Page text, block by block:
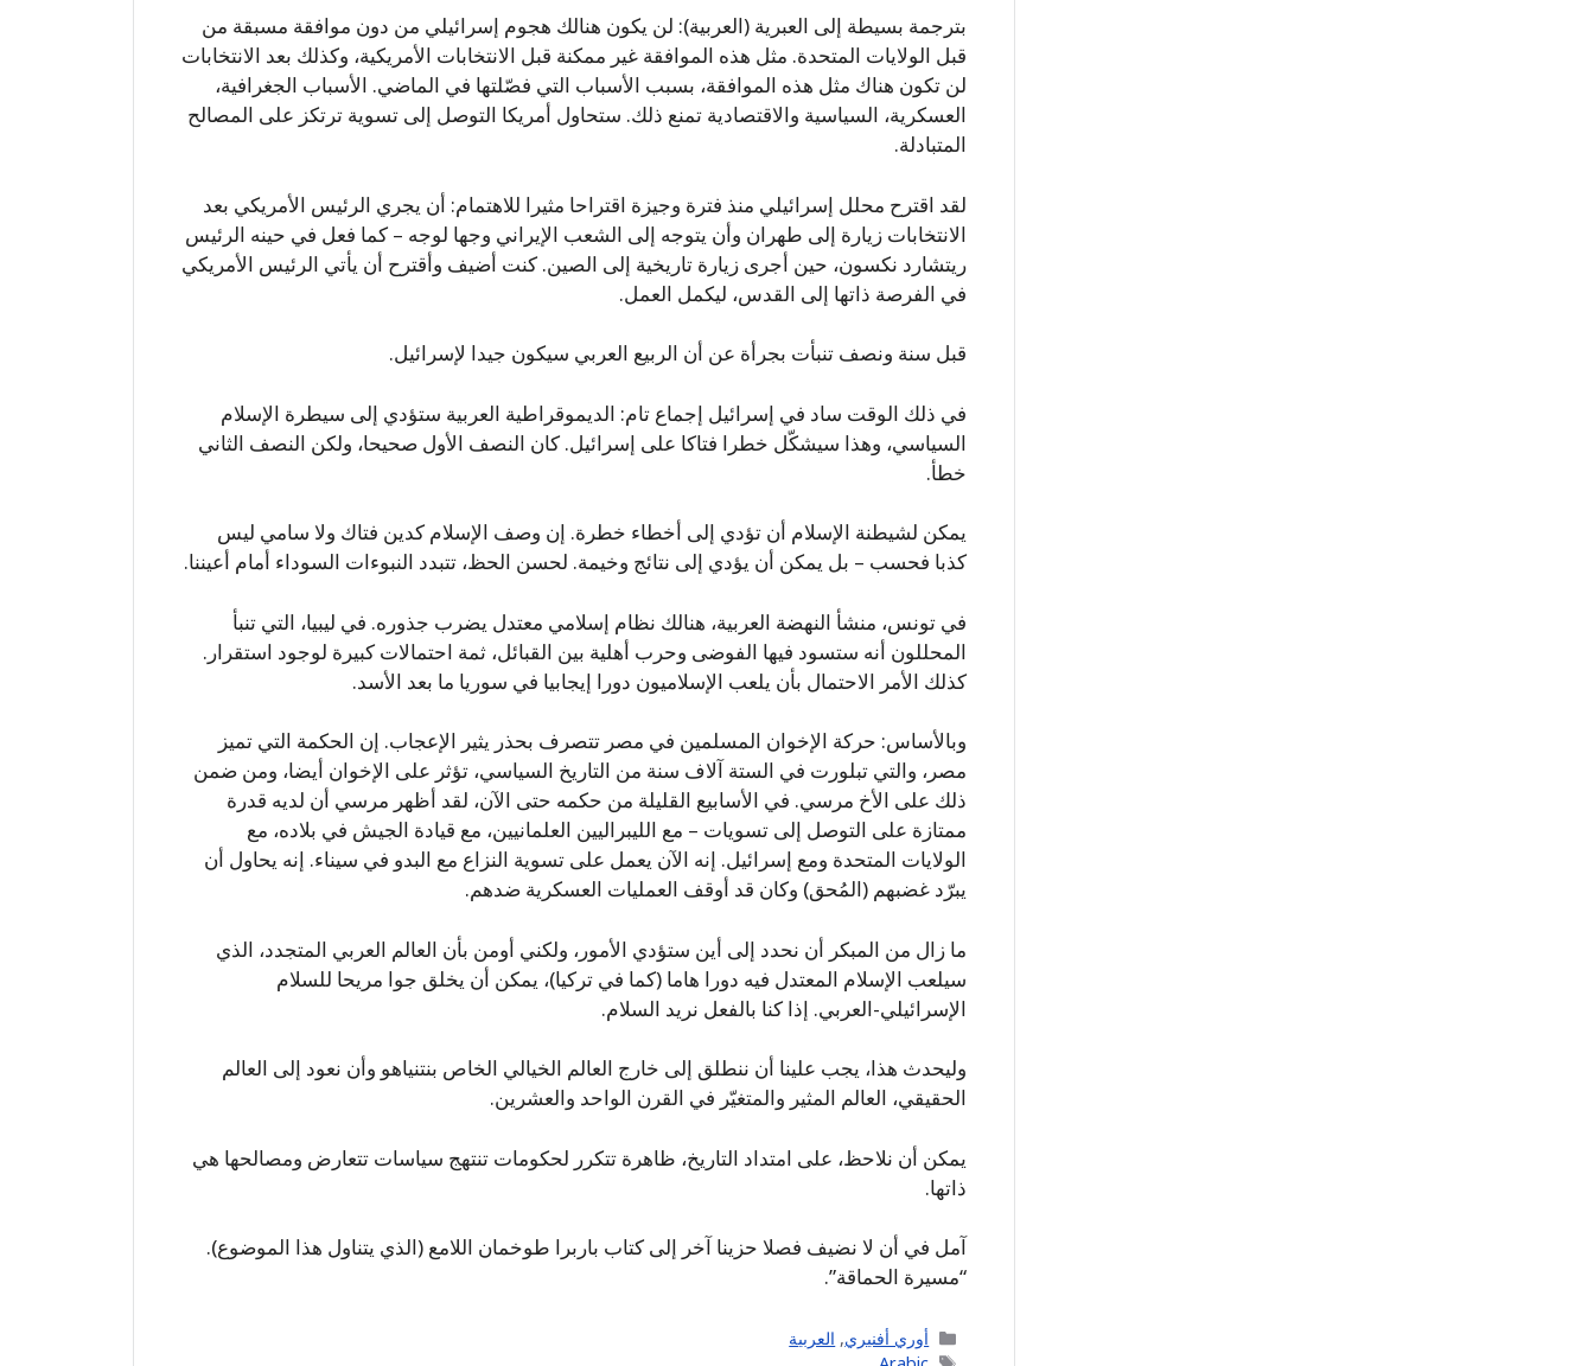
بترجمة بسيطة إلى العبرية (العربية): لن يكون هنالك هجوم إسرائيلي من دون موافقة مسبقة من
قبل الولايات المتحدة. مثل هذه الموافقة غير ممكنة قبل الانتخابات الأمريكية، وكذلك بعد الانتخابات
لن تكون هناك مثل هذه الموافقة، بسبب الأسباب التي فصّلتها في الماضي. الأسباب الجغرافية،
العسكرية، السياسية والاقتصادية تمنع ذلك. ستحاول أمريكا التوصل إلى تسوية ترتكز على المصالح
المتبادلة.
لقد اقترح محلل إسرائيلي منذ فترة وجيزة اقتراحا مثيرا للاهتمام: أن يجري الرئيس الأمريكي بعد
الانتخابات زيارة إلى طهران وأن يتوجه إلى الشعب الإيراني وجها لوجه – كما فعل في حينه الرئيس
ريتشارد نكسون، حين أجرى زيارة تاريخية إلى الصين. كنت أضيف وأقترح أن يأتي الرئيس الأمريكي
في الفرصة ذاتها إلى القدس، ليكمل العمل.
قبل سنة ونصف تنبأت بجرأة عن أن الربيع العربي سيكون جيدا لإسرائيل.
في ذلك الوقت ساد في إسرائيل إجماع تام: الديموقراطية العربية ستؤدي إلى سيطرة الإسلام
السياسي، وهذا سيشكّل خطرا فتاكا على إسرائيل. كان النصف الأول صحيحا، ولكن النصف الثاني
خطأ.
يمكن لشيطنة الإسلام أن تؤدي إلى أخطاء خطرة. إن وصف الإسلام كدين فتاك ولا سامي ليس
كذبا فحسب – بل يمكن أن يؤدي إلى نتائج وخيمة. لحسن الحظ، تتبدد النبوءات السوداء أمام أعيننا.
في تونس، منشأ النهضة العربية، هنالك نظام إسلامي معتدل يضرب جذوره. في ليبيا، التي تنبأ
المحللون أنه ستسود فيها الفوضى وحرب أهلية بين القبائل، ثمة احتمالات كبيرة لوجود استقرار.
كذلك الأمر الاحتمال بأن يلعب الإسلاميون دورا إيجابيا في سوريا ما بعد الأسد.
وبالأساس: حركة الإخوان المسلمين في مصر تتصرف بحذر يثير الإعجاب. إن الحكمة التي تميز
مصر، والتي تبلورت في الستة آلاف سنة من التاريخ السياسي، تؤثر على الإخوان أيضا، ومن ضمن
ذلك على الأخ مرسي. في الأسابيع القليلة من حكمه حتى الآن، لقد أظهر مرسي أن لديه قدرة
ممتازة على التوصل إلى تسويات – مع الليبراليين العلمانيين، مع قيادة الجيش في بلاده، مع
الولايات المتحدة ومع إسرائيل. إنه الآن يعمل على تسوية النزاع مع البدو في سيناء. إنه يحاول أن
يبرّد غضبهم (المُحق) وكان قد أوقف العمليات العسكرية ضدهم.
ما زال من المبكر أن نحدد إلى أين ستؤدي الأمور، ولكني أومن بأن العالم العربي المتجدد، الذي
سيلعب الإسلام المعتدل فيه دورا هاما (كما في تركيا)، يمكن أن يخلق جوا مريحا للسلام
الإسرائيلي-العربي. إذا كنا بالفعل نريد السلام.
وليحدث هذا، يجب علينا أن ننطلق إلى خارج العالم الخيالي الخاص بنتنياهو وأن نعود إلى العالم
الحقيقي، العالم المثير والمتغيّر في القرن الواحد والعشرين.
يمكن أن نلاحظ، على امتداد التاريخ، ظاهرة تتكرر لحكومات تنتهج سياسات تتعارض ومصالحها هي
ذاتها.
آمل في أن لا نضيف فصلا حزينا آخر إلى كتاب باربرا طوخمان اللامع (الذي يتناول هذا الموضوع).
“مسيرة الحماقة”.
Categories
أوري أفنيري, العربية